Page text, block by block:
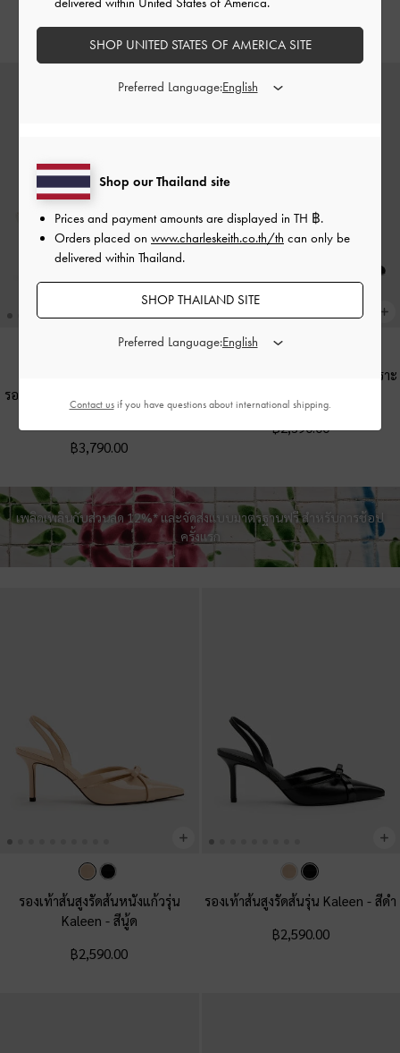
฿3,790.00
รองเท้าส้นสูงรัดส้นหัวแหลมหนังแท้
ดีเทลลายฉลุ
สีขาว
฿3,790.00
รองเท้าส้นสูงรัดส้นหนังกลับสังเคราะ
฿2,390.00
เพลิดเพลินกับส่วนลด 12%* และจัดส่งแบบมาตรฐานฟรี สำหรับการช้อป
ครั้งแรก
รองเท้าส้นสูงรัดส้นหนังแก้วรุ่น
Kaleen - สีนู้ด
฿2,590.00
รองเท้าส้นสูงรัดส้นรุ่น Kaleen-สีดำ
฿2,590.00
Shop our Thailand site
Prices and payment amounts are displayed in TH ฿.
Orders placed on www.charleskeith.co.th/th can only be
delivered within Thailand.
SHOP THAILAND SITE
Preferred Language:
SHOP UNITED STATES OF AMERICA SITE
Preferred Language:
Contact usif you have questions about international shipping.